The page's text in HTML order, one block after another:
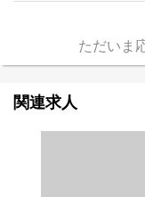
ただいま
関連求人